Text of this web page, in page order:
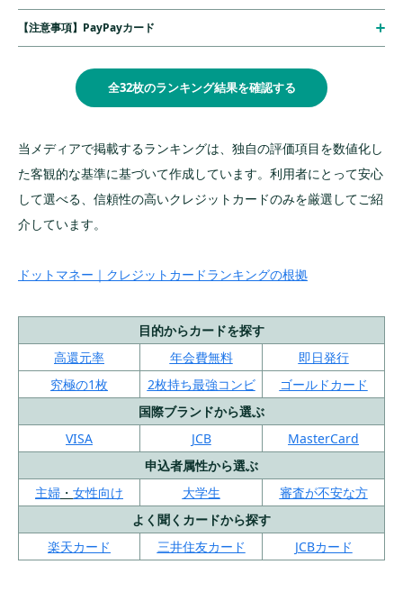
【注意事項】PayPayカード
全32枚のランキング結果を確認する
当メディアで掲載するランキングは、独自の評価項目を数値化し
た客観的な基準に基づいて作成しています。利用者にとって安心
して選べる、信頼性の高いクレジットカードのみを厳選してご紹
介しています。
ドットマネー｜クレジットカードランキングの根拠
目的からカードを探す
高還元率
年会費無料
即日発行
究極の1枚
2枚持ち最強コンビ
ゴールドカード
国際ブランドから選ぶ
VISA
JCB
MasterCard
申込者属性から選ぶ
主婦 ・ 女性向け 大学生
審査が不安な方
よく聞くカードから探す
楽天カード
三井住友カード JCBカード